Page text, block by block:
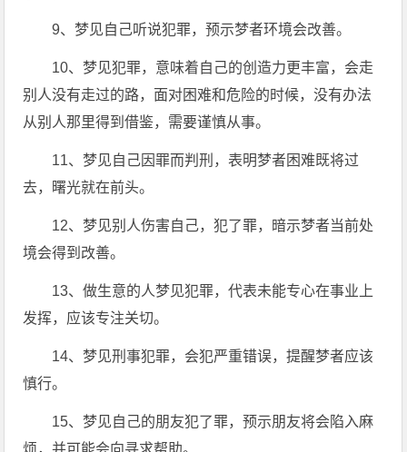
9、梦见自己听说犯罪，预示梦者环境会改善。
10、梦见犯罪，意味着自己的创造力更丰富，会走
别人没有走过的路，面对困难和危险的时候，没有办法
从别人那里得到借鉴，需要谨慎从事。
11、梦见自己因罪而判刑，表明梦者困难既将过
去，曙光就在前头。
12、梦见别人伤害自己，犯了罪，暗示梦者当前处
境会得到改善。
13、做生意的人梦见犯罪，代表未能专心在事业上
发挥，应该专注关切。
14、梦见刑事犯罪，会犯严重错误，提醒梦者应该
慎行。
15、梦见自己的朋友犯了罪，预示朋友将会陷入麻
烦，并可能会向寻求帮助。